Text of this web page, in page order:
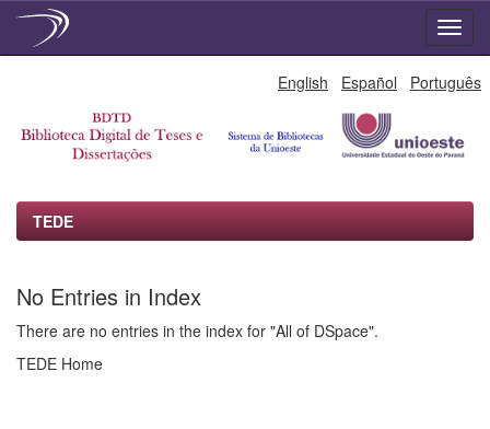
English Español Português
TEDE
No Entries in Index
There are no entries in the index for "All of DSpace".
TEDE Home